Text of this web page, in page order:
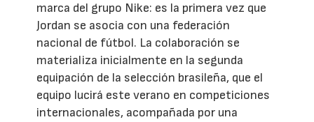
marca del grupo Nike: es la primera vez que
Jordan se asocia con una federación
nacional de fútbol. La colaboración se
materializa inicialmente en la segunda
equipación de la selección brasileña, que el
equipo lucirá este verano en competiciones
internacionales, acompañada por una